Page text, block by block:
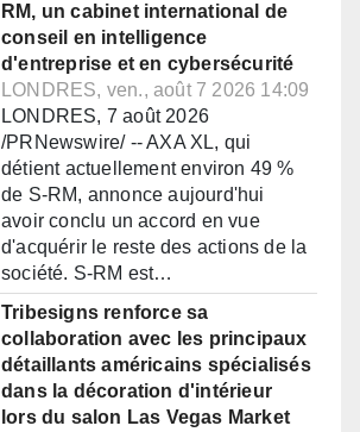
RM, un cabinet international de
conseil en intelligence
d'entreprise et en cybersécurité
LONDRES, ven., août 7 2026 14:09
LONDRES, 7 août 2026
/PRNewswire/ -- AXA XL, qui
détient actuellement environ 49 %
de S-RM, annonce aujourd'hui
avoir conclu un accord en vue
d'acquérir le reste des actions de la
société. S-RM est…
Tribesigns renforce sa
collaboration avec les principaux
détaillants américains spécialisés
dans la décoration d'intérieur
lors du salon Las Vegas Market